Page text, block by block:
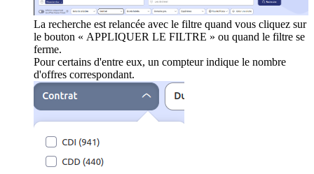
La recherche est relancée avec le filtre quand vous cliquez sur
le bouton « APPLIQUER LE FILTRE » ou quand le filtre se
ferme.
Pour certains d'entre eux, un compteur indique le nombre
d'offres correspondant.